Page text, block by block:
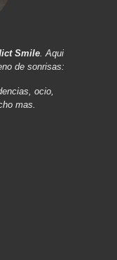
Smile. Aqui
de sonrisas:
ocio,
mas.